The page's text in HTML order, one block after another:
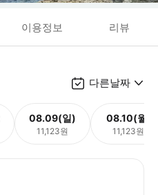
이용정보 리뷰
다른날짜
08.09(일)
11,123원
08.10(월)
11,123원